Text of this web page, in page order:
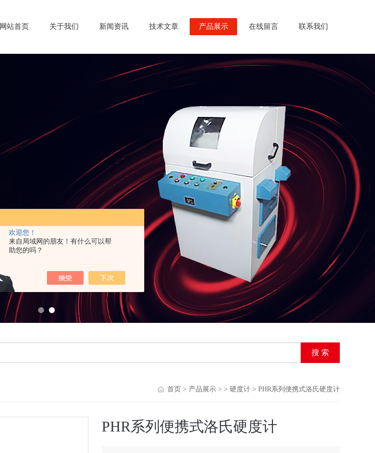
欢迎您！
来自局域网的朋友！有什么可以帮
助您的吗？
网站首页 关于我们 新闻资讯 技术文章 产品展示 在线留言 联系我们
首页 > 产品展示 > > 硬度计 > PHR系列便携式洛氏硬度计
PHR系列便携式洛氏硬度计